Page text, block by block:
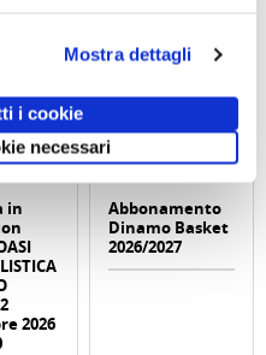
Mostra dettagli
i cookie
necessari
in
2026
Abbonamento
Dinamo Basket
2026/2027